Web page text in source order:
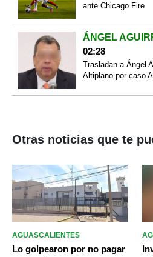
ante Chicago Fire
ÁNGEL
02:28
Trasladan a Ángel
Altiplano por caso
Otras noticias que te
AGUASCALIENTES
Lo golpearon por no pagar